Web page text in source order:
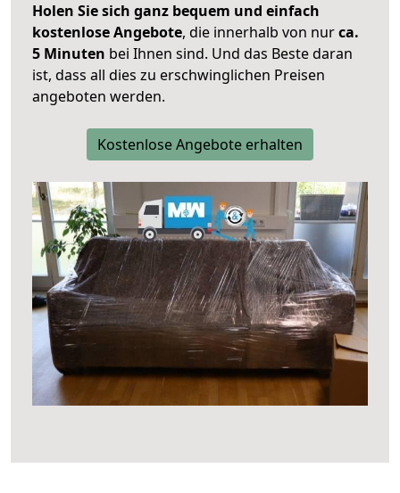
Holen Sie sich ganz bequem und einfach
kostenlose Angebote, die innerhalb von nurca.
5 Minuten bei Ihnen sind. Und das Beste daran
ist, dass all dies zu erschwinglichen Preisen
angeboten werden.
Kostenlose Angebote erhalten